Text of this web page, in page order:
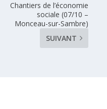
Chantiers de l’économie
sociale (07/10 –
Monceau-sur-Sambre)
SUIVANT